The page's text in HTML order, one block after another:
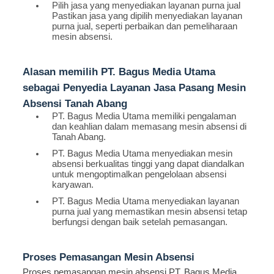
Pilih jasa yang menyediakan layanan purna jual
Pastikan jasa yang dipilih menyediakan layanan
purna jual, seperti perbaikan dan pemeliharaan
mesin absensi.
Alasan memilih PT. Bagus Media Utama
sebagai Penyedia Layanan Jasa Pasang Mesin
Absensi Tanah Abang
PT. Bagus Media Utama memiliki pengalaman
dan keahlian dalam memasang mesin absensi di
Tanah Abang.
PT. Bagus Media Utama menyediakan mesin
absensi berkualitas tinggi yang dapat diandalkan
untuk mengoptimalkan pengelolaan absensi
karyawan.
PT. Bagus Media Utama menyediakan layanan
purna jual yang memastikan mesin absensi tetap
berfungsi dengan baik setelah pemasangan.
Proses Pemasangan Mesin Absensi
Proses pemasangan mesin absensi PT. Bagus Media